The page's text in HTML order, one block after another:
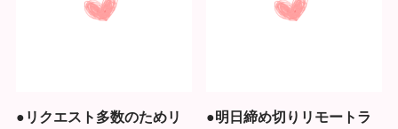
●リクエスト多数のためリ
●明日締め切りリモートラ